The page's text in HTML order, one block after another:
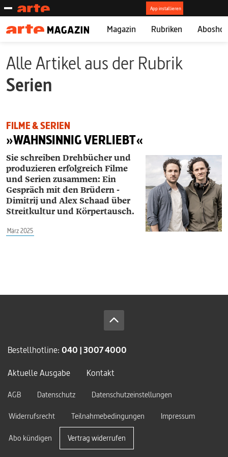
Magazin Rubriken
Alle Artikel aus der Rubrik
Serien
FILME & SERIEN
»WAHNSINNIG VERLIEBT«
Sie schreiben Drehbücher und
produzieren erfolgreich Filme
und Serien zusammen: Ein
Gespräch mit den Brüdern ­
Dimitrij und ­Alex Schaad über
Streitkultur und Körpertausch.
März 2025
Bestellhotline: 040 | 3007 4000
Aktuelle Ausgabe
Kontakt
AGB Datenschutz
Datenschutzeinstellungen
Widerrufsrecht
Teilnahmebedingungen Impressum
Abo kündigen Vertrag widerrufen